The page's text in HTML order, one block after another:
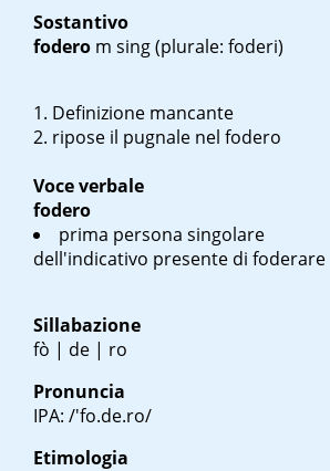
Sostantivo
fodero m sing(plurale: foderi)
Definizione mancante
ripose il pugnale nel fodero
Voce verbale
fodero
prima persona singolare
dell'indicativo presente di foderare
Sillabazione
fò | de | ro
Pronuncia
IPA: /'fo.de.ro/
Etimologia